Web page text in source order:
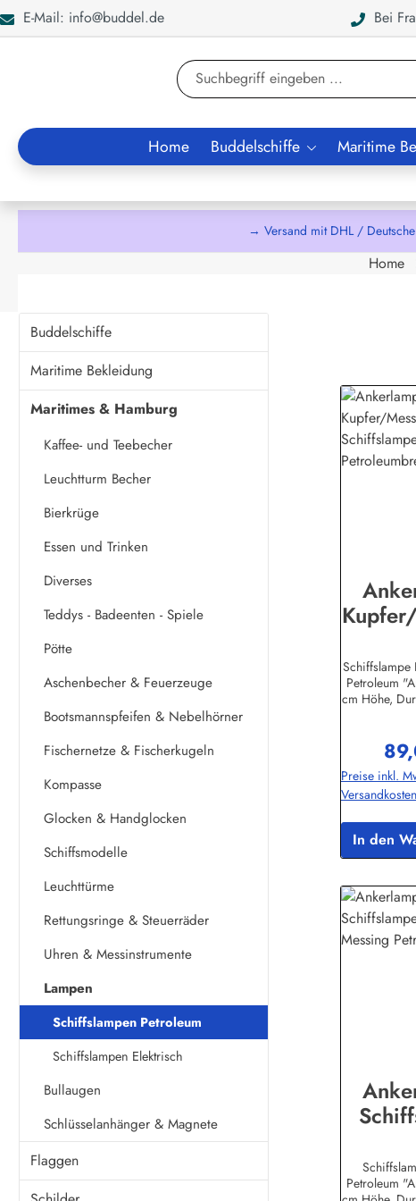
Zur Suche springen
E-Mail: info@buddel.de Bei
Home Buddelschiffe Maritime
→ Versand mit DHL /
Home
Buddelschiffe
Maritime Bekleidung
Maritimes & Hamburg
Kaffee- und Teebecher
Leuchtturm Becher
Bierkrüge
Essen und Trinken
Diverses
Teddys - Badeenten - Spiele
Pötte
Aschenbecher & Feuerzeuge
Bootsmannspfeifen & Nebelhörner
Fischernetze & Fischerkugeln
Kompasse
Glocken & Handglocken
Schiffsmodelle
Leuchttürme
Rettungsringe & Steuerräder
Uhren & Messinstrumente
Lampen
Schiffslampen Petroleum
Schiffslampen Elektrisch
Bullaugen
Schlüsselanhänger & Magnete
Flaggen
Schiffslampe
Petroleum
cm Höhe,
en:Sea-
3474889
Preise inkl.
Versandkosten
In den
Petroleum